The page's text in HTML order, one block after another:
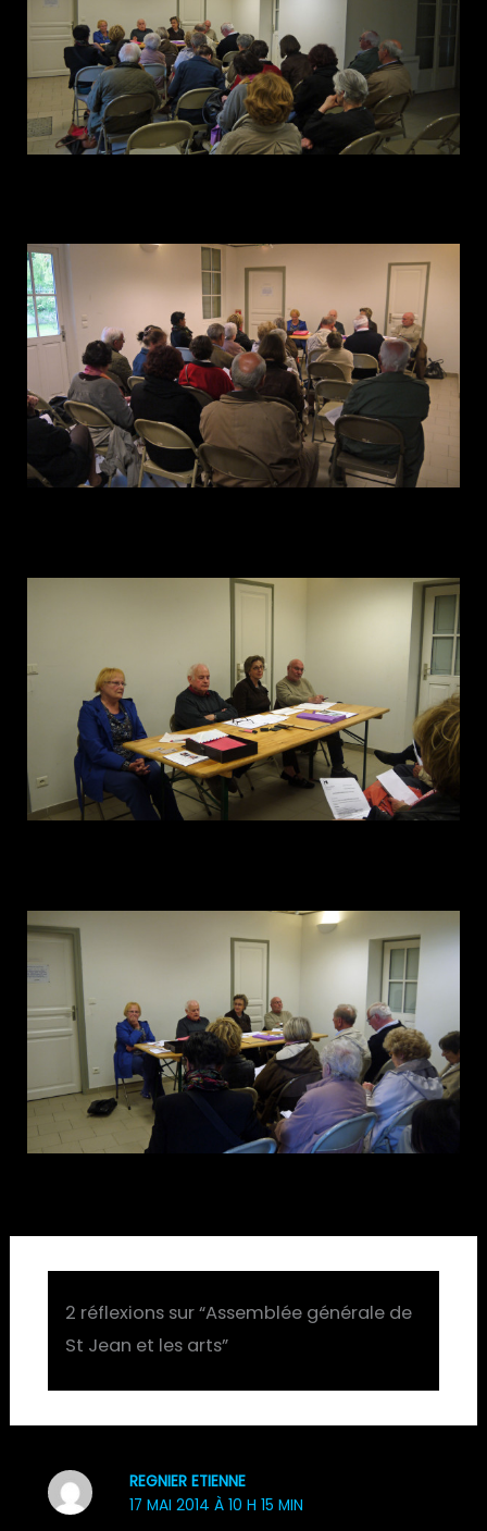
2 réflexions sur “Assemblée générale de
St Jean et les arts”
REGNIER ETIENNE
17 MAI 2014 À 10 H 15 MIN